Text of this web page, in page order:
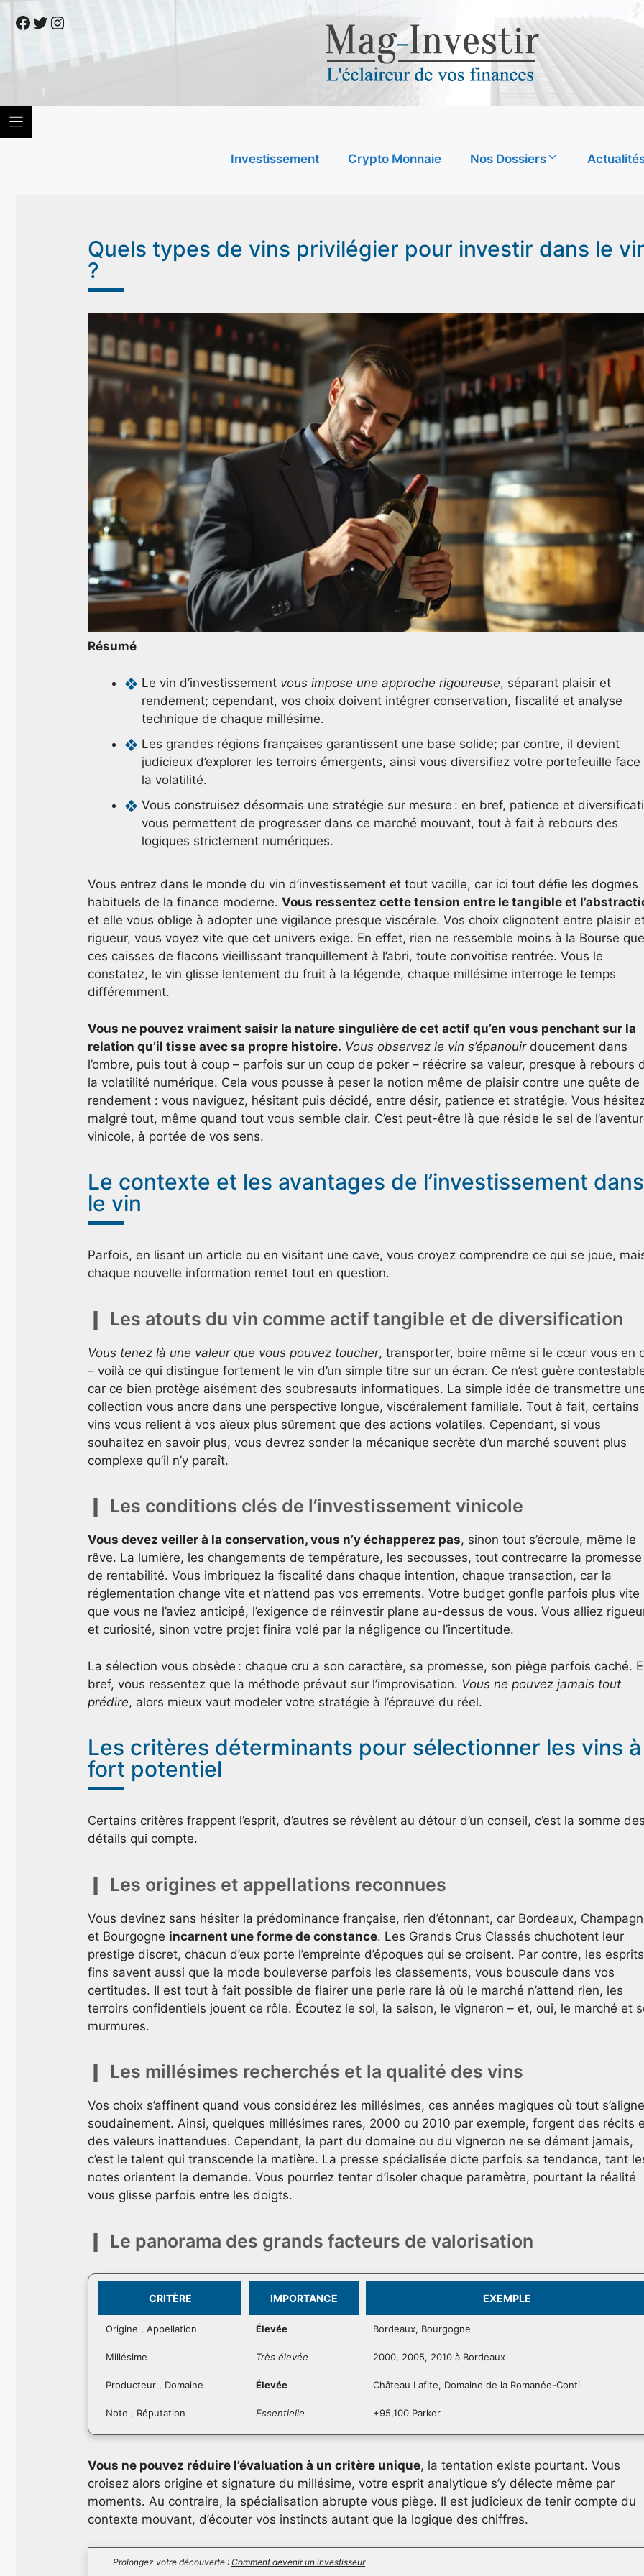
Facebook
Twitter
Instagram
Investissement Crypto Monnaie Nos Dossiers
Quels types de vins privilégier pour investir dans le
?
Résumé
Le vin d’investissement vous impose une approche rigoureuse, séparant plaisir et
rendement; cependant, vos choix doivent intégrer conservation, fiscalité et analyse
technique de chaque millésime.
Les grandes régions françaises garantissent une base solide; par contre, il devient
judicieux d’explorer les terroirs émergents, ainsi vous diversifiez votre portefeuille face
la volatilité.
Vous construisez désormais une stratégie sur mesure : en bref, patience et
vous permettent de progresser dans ce marché mouvant, tout à fait à rebours des
logiques strictement numériques.
Vous entrez dans le monde du vin d’investissement et tout vacille, car ici tout défie les dogmes
habituels de la finance moderne. Vous ressentez cette tension entre le tangible et
et elle vous oblige à adopter une vigilance presque viscérale. Vos choix clignotent entre plaisir
rigueur, vous voyez vite que cet univers exige. En effet, rien ne ressemble moins à la Bourse que
ces caisses de flacons vieillissant tranquillement à l’abri, toute convoitise rentrée. Vous le
constatez, le vin glisse lentement du fruit à la légende, chaque millésime interroge le temps
différemment.
Vous ne pouvez vraiment saisir la nature singulière de cet actif qu’en vous penchant sur la
relation qu’il tisse avec sa propre histoire. Vous observez le vin s’épanouirdoucement dans
l’ombre, puis tout à coup – parfois sur un coup de poker – réécrire sa valeur, presque à rebours
la volatilité numérique. Cela vous pousse à peser la notion même de plaisir contre une quête de
rendement : vous naviguez, hésitant puis décidé, entre désir, patience et stratégie. Vous
malgré tout, même quand tout vous semble clair. C’est peut-être là que réside le sel de
vinicole, à portée de vos sens.
Le contexte et les avantages de l’investissement dans
le vin
Parfois, en lisant un article ou en visitant une cave, vous croyez comprendre ce qui se joue,
chaque nouvelle information remet tout en question.
Les atouts du vin comme actif tangible et de diversification
Vous tenez là une valeur que vous pouvez toucher, transporter, boire même si le cœur vous en
– voilà ce qui distingue fortement le vin d’un simple titre sur un écran. Ce n’est guère
car ce bien protège aisément des soubresauts informatiques. La simple idée de transmettre
collection vous ancre dans une perspective longue, viscéralement familiale. Tout à fait, certains
vins vous relient à vos aïeux plus sûrement que des actions volatiles. Cependant, si vous
souhaitez en savoir plus, vous devrez sonder la mécanique secrète d’un marché souvent plus
complexe qu’il n’y paraît.
Les conditions clés de l’investissement vinicole
Vous devez veiller à la conservation, vous n’y échapperez pas, sinon tout s’écroule, même le
rêve. La lumière, les changements de température, les secousses, tout contrecarre la promesse
de rentabilité. Vous imbriquez la fiscalité dans chaque intention, chaque transaction, car la
réglementation change vite et n’attend pas vos errements. Votre budget gonfle parfois plus vite
que vous ne l’aviez anticipé, l’exigence de réinvestir plane au-dessus de vous. Vous alliez
et curiosité, sinon votre projet finira volé par la négligence ou l’incertitude.
La sélection vous obsède : chaque cru a son caractère, sa promesse, son piège parfois caché.
bref, vous ressentez que la méthode prévaut sur l’improvisation. Vous ne pouvez jamais tout
prédire, alors mieux vaut modeler votre stratégie à l’épreuve du réel.
Les critères déterminants pour sélectionner les vins à
fort potentiel
Certains critères frappent l’esprit, d’autres se révèlent au détour d’un conseil, c’est la somme des
détails qui compte.
Les origines et appellations reconnues
Vous devinez sans hésiter la prédominance française, rien d’étonnant, car Bordeaux,
et Bourgogne incarnent une forme de constance. Les Grands Crus Classés chuchotent leur
prestige discret, chacun d’eux porte l’empreinte d’époques qui se croisent. Par contre, les esprits
fins savent aussi que la mode bouleverse parfois les classements, vous bouscule dans vos
certitudes. Il est tout à fait possible de flairer une perle rare là où le marché n’attend rien, les
terroirs confidentiels jouent ce rôle. Écoutez le sol, la saison, le vigneron – et, oui, le marché et
murmures.
Les millésimes recherchés et la qualité des vins
Vos choix s’affinent quand vous considérez les millésimes, ces années magiques où tout s’aligne
soudainement. Ainsi, quelques millésimes rares, 2000 ou 2010 par exemple, forgent des récits
des valeurs inattendues. Cependant, la part du domaine ou du vigneron ne se dément jamais,
c’est le talent qui transcende la matière. La presse spécialisée dicte parfois sa tendance, tant
notes orientent la demande. Vous pourriez tenter d’isoler chaque paramètre, pourtant la réalité
vous glisse parfois entre les doigts.
Le panorama des grands facteurs de valorisation
CRITÈRE IMPORTANCE EXEMPLE
Origine , Appellation Élevée Bordeaux, Bourgogne
Millésime Très élevée 2000, 2005, 2010 à Bordeaux
Producteur , Domaine Élevée Château Lafite, Domaine de la Romanée-Conti
Note , Réputation Essentielle +95,100 Parker
Vous ne pouvez réduire l’évaluation à un critère unique, la tentation existe pourtant. Vous
croisez alors origine et signature du millésime, votre esprit analytique s’y délecte même par
moments. Au contraire, la spécialisation abrupte vous piège. Il est judicieux de tenir compte du
contexte mouvant, d’écouter vos instincts autant que la logique des chiffres.
Prolongez votre découverte : Comment devenir un investisseur